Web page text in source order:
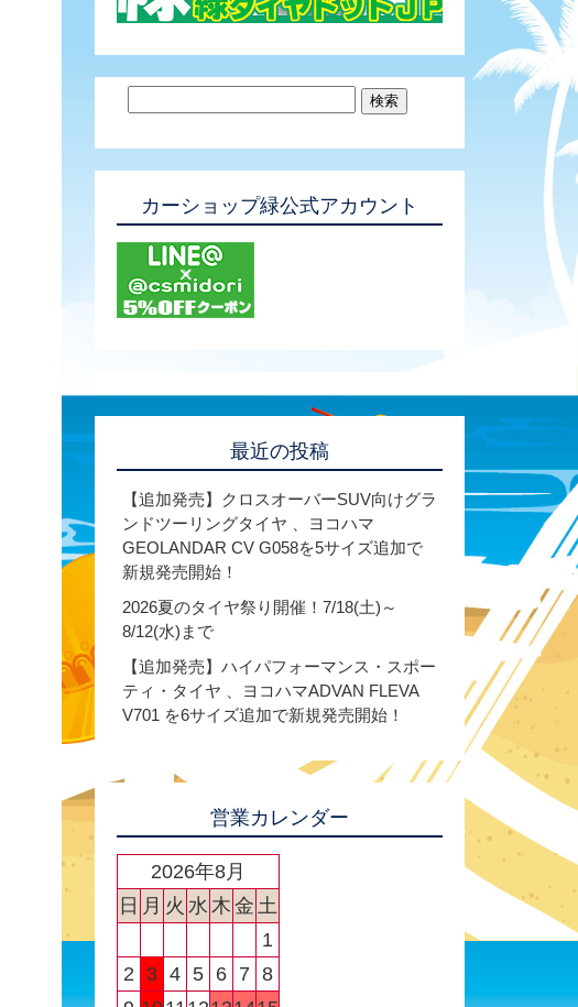
カーショップ緑公式アカウント
最近の投稿
【追加発売】クロスオーバーSUV向けグラ
ンドツーリングタイヤ 、ヨコハマ
GEOLANDAR CV G058を5サイズ追加で
新規発売開始！
2026夏のタイヤ祭り開催！7/18(土)～
8/12(水)まで
【追加発売】ハイパフォーマンス・スポー
ティ・タイヤ 、ヨコハマADVAN FLEVA
V701 を6サイズ追加で新規発売開始！
営業カレンダー
2026年8月
日 月 火 水 木 金 土
1
2
3 4 5 6 7 8